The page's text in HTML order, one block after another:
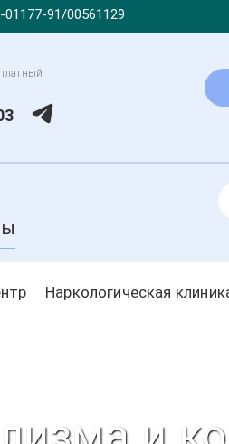
91/00561129
Наркологическая